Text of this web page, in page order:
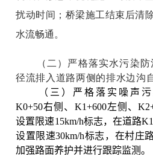
扰动时间；桥梁施工结束后清
水流畅通。
（二）严格落实水污染
径流排入道路两侧的排水边沟
（三）严格落实噪声
K0+50右侧、K1+600左侧、
设置限速15km/h标志，在道路
设置限速30km/h标志，在村庄
加强路面养护并进行跟踪监测。